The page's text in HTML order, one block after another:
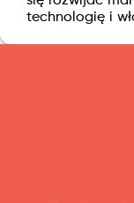
technologię i